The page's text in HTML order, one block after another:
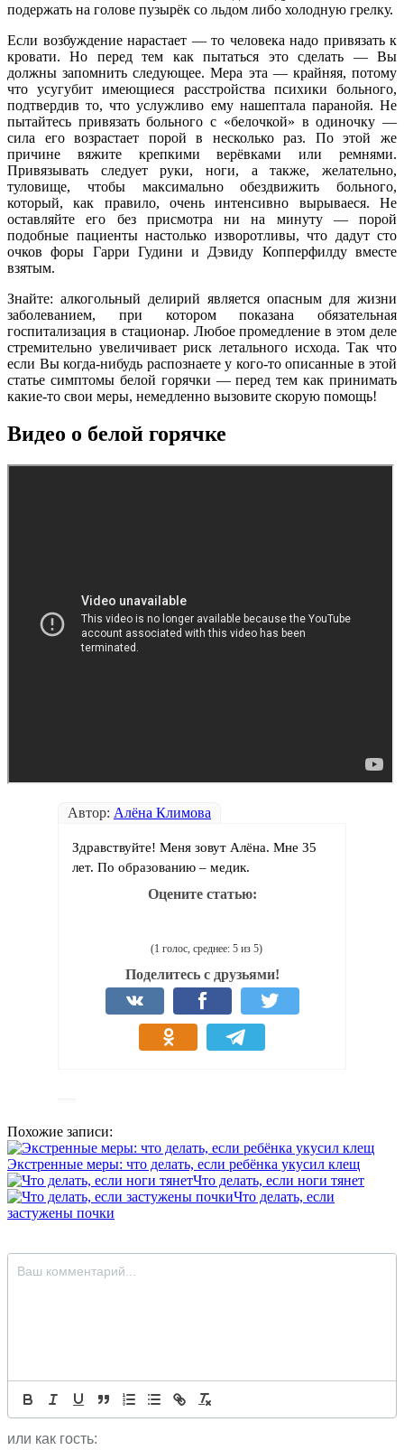
подержать на голове пузырёк со льдом либо холодную грелку.
Если возбуждение нарастает — то человека надо привязать к
кровати. Но перед тем как пытаться это сделать — Вы
должны запомнить следующее. Мера эта — крайняя, потому
что усугубит имеющиеся расстройства психики больного,
подтвердив то, что услужливо ему нашептала паранойя. Не
пытайтесь привязать больного с «белочкой» в одиночку —
сила его возрастает порой в несколько раз. По этой же
причине вяжите крепкими верёвками или ремнями.
Привязывать следует руки, ноги, а также, желательно,
туловище, чтобы максимально обездвижить больного,
который, как правило, очень интенсивно вырываеся. Не
оставляйте его без присмотра ни на минуту — порой
подобные пациенты настолько изворотливы, что дадут сто
очков форы Гарри Гудини и Дэвиду Копперфилду вместе
взятым.
Знайте: алкогольный делирий является опасным для жизни
заболеванием, при котором показана обязательная
госпитализация в стационар. Любое промедление в этом деле
стремительно увеличивает риск летального исхода. Так что
если Вы когда-нибудь распознаете у кого-то описанные в этой
статье симптомы белой горячки — перед тем как принимать
какие-то свои меры, немедленно вызовите скорую помощь!
Видео о белой горячке
Автор: Алёна Климова
Здравствуйте! Меня зовут Алёна. Мне 35
лет. По образованию – медик.
Оцените статью:
(1 голос, среднее: 5 из 5)
Поделитесь с друзьями!
Похожие записи:
Экстренные меры: что делать, если ребёнка укусил клещ
Что делать, если ноги тянет
Что делать, если
застужены почки
или как гость: